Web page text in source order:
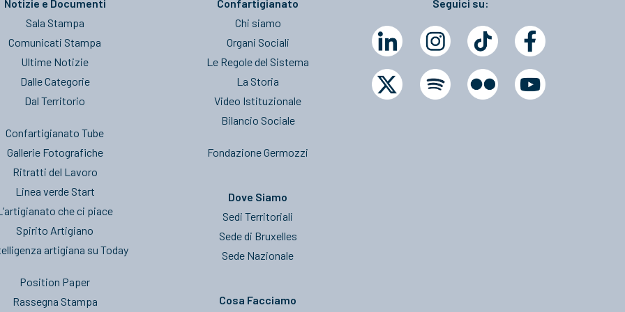
Notizie e Documenti
Sala Stampa
Comunicati Stampa
Ultime Notizie
Dalle Categorie
Dal Territorio
Confartigianato Tube
Gallerie Fotografiche
Ritratti del Lavoro
Linea verde Start
che ci piace
Spirito Artigiano
artigiana su Today
Position Paper
Rassegna Stampa
Confartigianato
Chi siamo
Organi Sociali
Le Regole del Sistema
La Storia
Video Istituzionale
Bilancio Sociale
Fondazione Germozzi
Dove Siamo
Sedi Territoriali
Sede di Bruxelles
Sede Nazionale
Cosa Facciamo
Seguici su: